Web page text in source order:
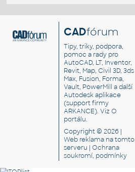
CADfórum
Tipy, triky, podpora,
pomoc a rady pro
AutoCAD, LT, Inventor,
Revit, Map, Civil 3D, 3ds
Max, Fusion, Forma,
Vault, PowerMill a další
Autodesk aplikace
(support firmy
ARKANCE). VizO
portálu.
Copyright © 2026 |
Web reklama na tomto
serveru |Ochrana
soukromí, podmínky